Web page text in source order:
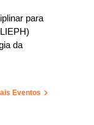
para
da
Eventos